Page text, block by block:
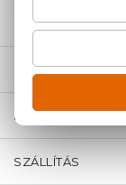
LEÍRÁS
ÉRTÉKELÉSEK (0)
SZÁLLÍTÁS